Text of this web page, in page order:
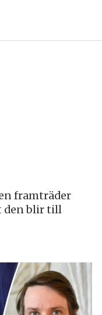
framträder
den blir till